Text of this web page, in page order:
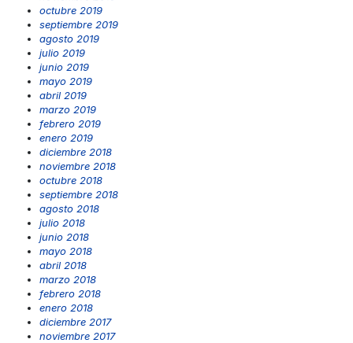
octubre 2019
septiembre 2019
agosto 2019
julio 2019
junio 2019
mayo 2019
abril 2019
marzo 2019
febrero 2019
enero 2019
diciembre 2018
noviembre 2018
octubre 2018
septiembre 2018
agosto 2018
julio 2018
junio 2018
mayo 2018
abril 2018
marzo 2018
febrero 2018
enero 2018
diciembre 2017
noviembre 2017